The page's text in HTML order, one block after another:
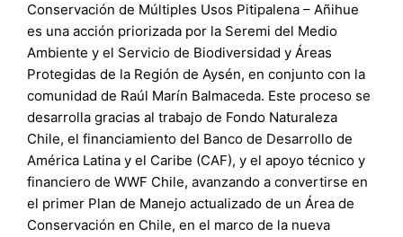
Conservación de Múltiples Usos Pitipalena – Añihue
es una acción priorizada por la Seremi del Medio
Ambiente y el Servicio de Biodiversidad y Áreas
Protegidas de la Región de Aysén, en conjunto con la
comunidad de Raúl Marín Balmaceda. Este proceso se
desarrolla gracias al trabajo de Fondo Naturaleza
Chile, el financiamiento del Banco de Desarrollo de
América Latina y el Caribe (CAF), y el apoyo técnico y
financiero de WWF Chile, avanzando a convertirse en
el primer Plan de Manejo actualizado de un Área de
Conservación en Chile, en el marco de la nueva